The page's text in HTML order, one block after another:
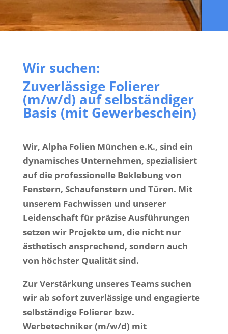
Wir suchen:
Zuverlässige Folierer
(m/w/d) auf selbständiger
Basis (mit Gewerbeschein)
Wir, Alpha Folien München e.K., sind ein
dynamisches Unternehmen, spezialisiert
auf die professionelle Beklebung von
Fenstern, Schaufenstern und Türen. Mit
unserem Fachwissen und unserer
Leidenschaft für präzise Ausführungen
setzen wir Projekte um, die nicht nur
ästhetisch ansprechend, sondern auch
von höchster Qualität sind.
Zur Verstärkung unseres Teams suchen
wir ab sofort zuverlässige und engagierte
selbständige Folierer bzw.
Werbetechniker (m/w/d) mit